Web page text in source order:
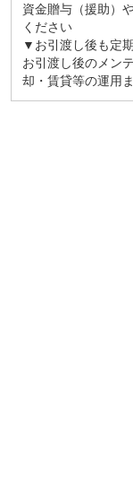
資金贈与（援助）
ください
▼お引渡し後も定
お引渡し後のメン
却・賃貸等の運用